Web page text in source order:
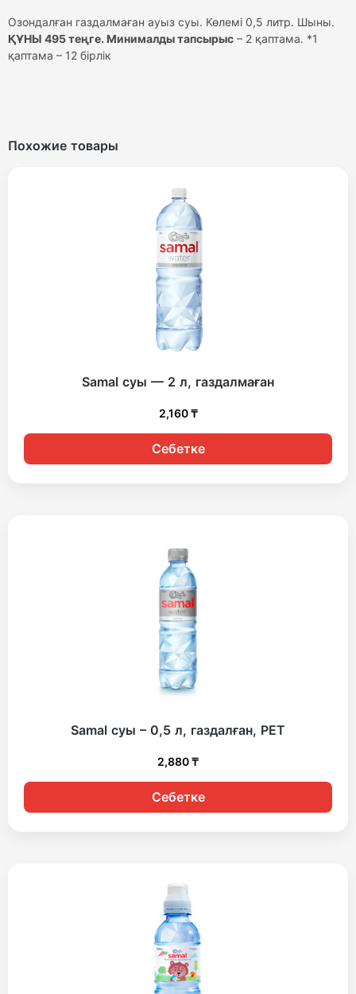
Озондалған газдалмаған ауыз суы. Көлемі 0,5 литр. Шыны.
ҚҰНЫ 495 теңге. Минималды тапсырыс – 2 қаптама. *1
қаптама – 12 бірлік
Похожие товары
Samal суы — 2 л, газдалмаған
2,160₸
Себетке
Samal суы – 0,5 л, газдалған, PET
2,880₸
Себетке